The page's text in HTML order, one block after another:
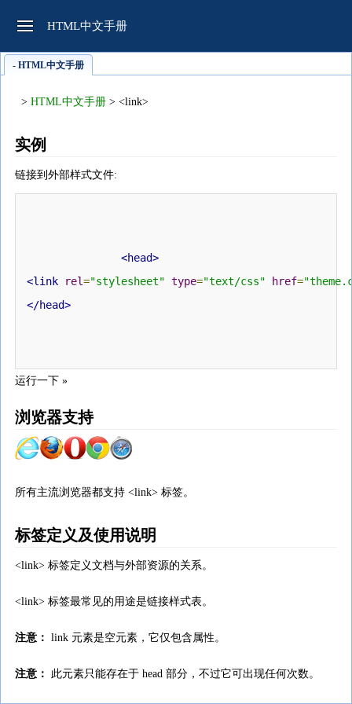
HTML中文手册
- HTML中文手册
> HTML中文手册 > <link>
实例
链接到外部样式文件:
<head>
<link
rel="stylesheet" type="text/css" href=
</head>
运行一下 »
浏览器支持
所有主流浏览器都支持 <link> 标签。
标签定义及使用说明
<link> 标签定义文档与外部资源的关系。
<link> 标签最常见的用途是链接样式表。
注意： link 元素是空元素，它仅包含属性。
注意： 此元素只能存在于 head 部分，不过它可出现任何次数。